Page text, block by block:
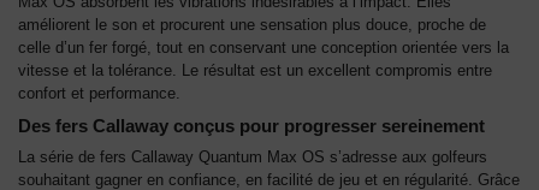
améliorent le son et procurent une sensation plus douce, proche de
celle d’un fer forgé, tout en conservant une conception orientée vers la
vitesse et la tolérance. Le résultat est un excellent compromis entre
confort et performance.
Des fers Callaway conçus pour progresser sereinement
La série de fers Callaway Quantum Max OS s’adresse aux golfeurs
souhaitant gagner en confiance, en facilité de jeu et en régularité. Grâce